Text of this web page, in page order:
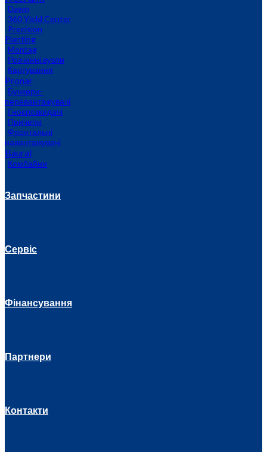
Dawn
360 Yield Center
Precision
Planting
Montag
Розчинні вузли
Картування
Pronar
Бункери-
перевантажувачі
Гноєрозкидачі
Причепи
Фронтальні
навантажувачі
Baural
Комбайни
Запчастини
Сервіс
Фінансування
Партнери
Контакти